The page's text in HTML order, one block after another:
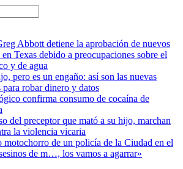
Abbott detiene la aprobación de nuevos
Texas debido a preocupaciones sobre el
y de agua
pero es un engaño: así son las nuevas
para robar dinero y datos
confirma consumo de cocaína de
del preceptor que mató a su hijo, marchan
la violencia vicaria
motochorro de un policía de la Ciudad en el
de m…, los vamos a agarrar»